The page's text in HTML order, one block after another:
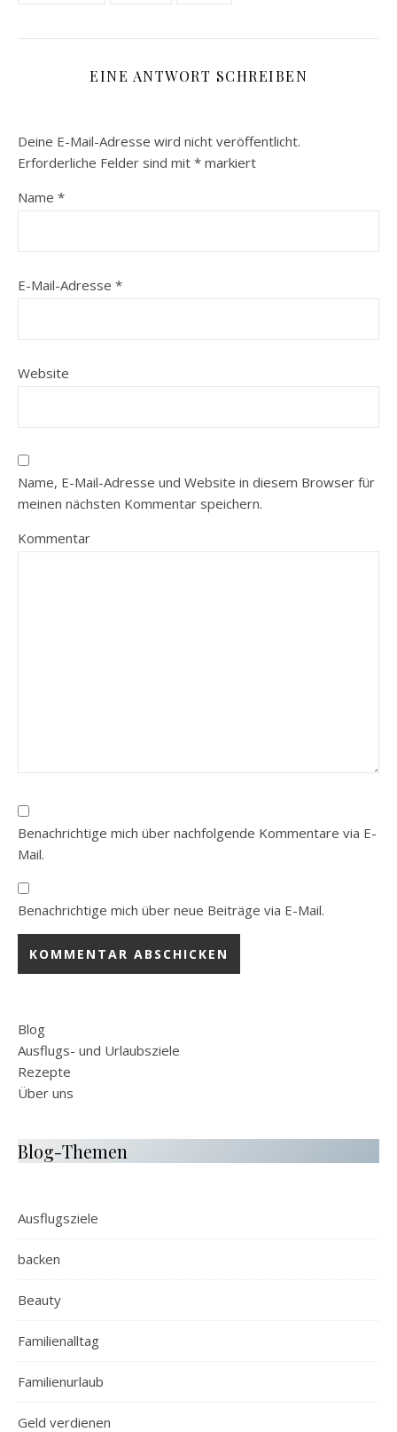
EINE ANTWORT SCHREIBEN
Deine E-Mail-Adresse wird nicht veröffentlicht.
Erforderliche Felder sind mit * markiert
Name *
E-Mail-Adresse *
Website
Name, E-Mail-Adresse und Website in diesem Browser für
meinen nächsten Kommentar speichern.
Kommentar
Benachrichtige mich über nachfolgende Kommentare via E-
Mail.
Benachrichtige mich über neue Beiträge via E-Mail.
Blog
Ausflugs- und Urlaubsziele
Rezepte
Über uns
Blog-Themen
Ausflugsziele
backen
Beauty
Familienalltag
Familienurlaub
Geld verdienen